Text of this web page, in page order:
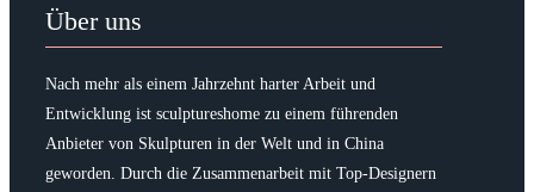
Über uns
Nach mehr als einem Jahrzehnt harter Arbeit und
Entwicklung ist sculptureshome zu einem führenden
Anbieter von Skulpturen in der Welt und in China
geworden. Durch die Zusammenarbeit mit Top-Designern